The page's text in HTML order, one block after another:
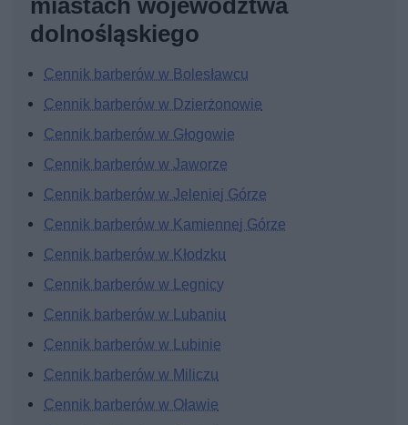
miastach województwa
dolnośląskiego
Cennik barberów w Bolesławcu
Cennik barberów w Dzierżonowie
Cennik barberów w Głogowie
Cennik barberów w Jaworze
Cennik barberów w Jeleniej Górze
Cennik barberów w Kamiennej Górze
Cennik barberów w Kłodzku
Cennik barberów w Legnicy
Cennik barberów w Lubaniu
Cennik barberów w Lubinie
Cennik barberów w Miliczu
Cennik barberów w Oławie